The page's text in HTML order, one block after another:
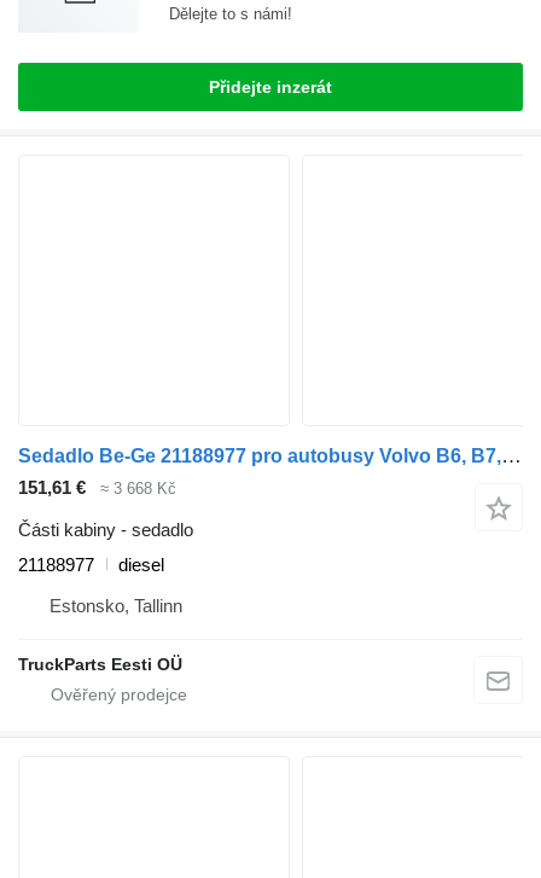
Dělejte to s námi!
Přidejte inzerát
Sedadlo Be-Ge 21188977 pro autobusy Volvo B6, B7, B9, B10, B12 bus (1978-2011)
151,61 € ≈ 3 668 Kč
Části kabiny - sedadlo
21188977
diesel
Estonsko, Tallinn
TruckParts Eesti OÜ